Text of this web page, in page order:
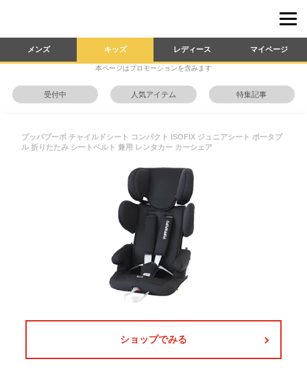
メンズ キッズ レディース マイページ
本ページはプロモーションを含みます
受付中 人気アイテム 特集記事
プッパプーポ チャイルドシート コンパクト ISOFIX ジュニアシート ポータブ
ル 折りたたみ シートベルト 兼用 レンタカー カーシェア
ショップでみる